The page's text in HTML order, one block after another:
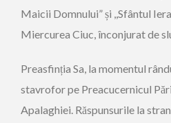
Maicii Domnului” și ,,Sfântul
Miercurea Ciuc, înconjurat de
Preasfinția Sa, la momentul
stavrofor pe Preacucernicul
Apalaghiei. Răspunsurile la